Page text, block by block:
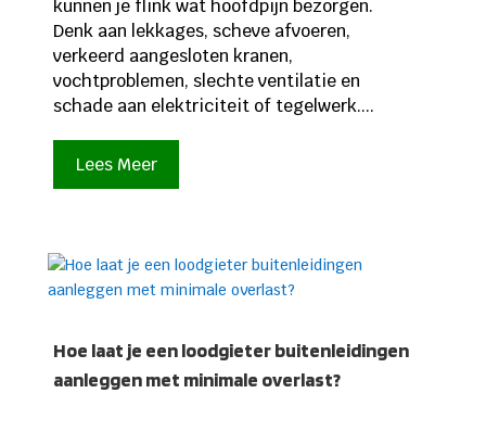
kunnen je flink wat hoofdpijn bezorgen.
Denk aan lekkages, scheve afvoeren,
verkeerd aangesloten kranen,
vochtproblemen, slechte ventilatie en
schade aan elektriciteit of tegelwerk....
Lees Meer
Hoe laat je een loodgieter buitenleidingen
aanleggen met minimale overlast?